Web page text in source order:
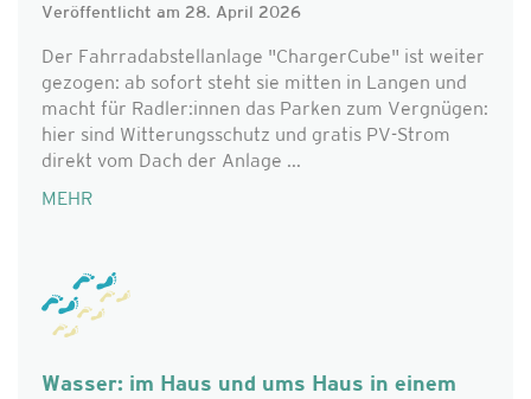
Veröffentlicht am 28. April 2026
Der Fahrradabstellanlage "ChargerCube" ist weiter
gezogen: ab sofort steht sie mitten in Langen und
macht für Radler:innen das Parken zum Vergnügen:
hier sind Witterungsschutz und gratis PV-Strom
direkt vom Dach der Anlage ...
MEHR
Wasser: im Haus und ums Haus in einem